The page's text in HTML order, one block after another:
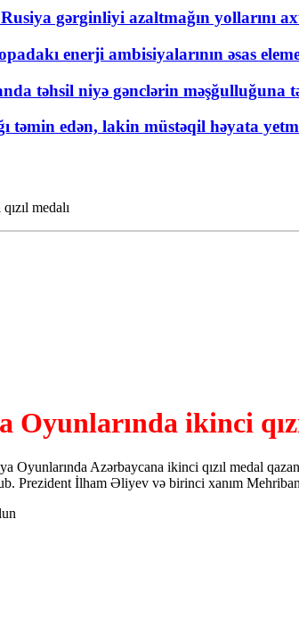
gərginliyi azaltmağın yollarını
enerji ambisiyalarının əsas
təhsil niyə gənclərin məşğulluğuna
təmin edən, lakin müstəqil həyata
medalı
Oyunlarında ikinci
Azərbaycana ikinci qızıl medal
Prezident İlham Əliyev və birinci xanım